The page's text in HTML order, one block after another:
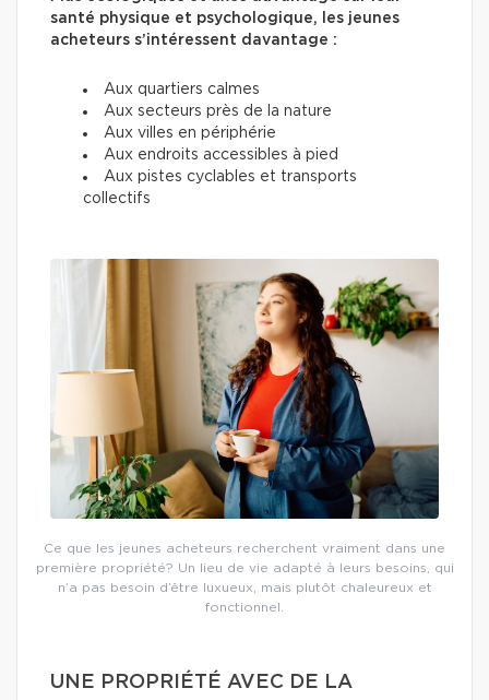
santé physique et psychologique, les jeunes
acheteurs s’intéressent davantage :
Aux quartiers calmes
Aux secteurs près de la nature
Aux villes en périphérie
Aux endroits accessibles à pied
Aux pistes cyclables et transports
collectifs
Ce que les jeunes acheteurs recherchent vraiment dans une
première propriété? Un lieu de vie adapté à leurs besoins, qui
n’a pas besoin d’être luxueux, mais plutôt chaleureux et
fonctionnel.
UNE PROPRIÉTÉ AVEC DE LA